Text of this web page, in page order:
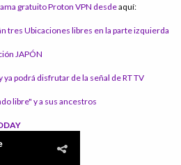
gratuito Proton VPN desdeaquí:
tres Ubicaciones libres en la parte izquierda
JAPÓN
ya podrá disfrutar de la señal de RT TV
libre" y a sus ancestros